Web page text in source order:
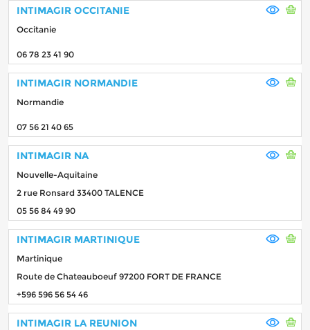
INTIMAGIR OCCITANIE
Occitanie
06 78 23 41 90
INTIMAGIR NORMANDIE
Normandie
07 56 21 40 65
INTIMAGIR NA
Nouvelle-Aquitaine
2 rue Ronsard 33400 TALENCE
05 56 84 49 90
INTIMAGIR MARTINIQUE
Martinique
Route de Chateauboeuf 97200 FORT DE FRANCE
+596 596 56 54 46
INTIMAGIR LA REUNION